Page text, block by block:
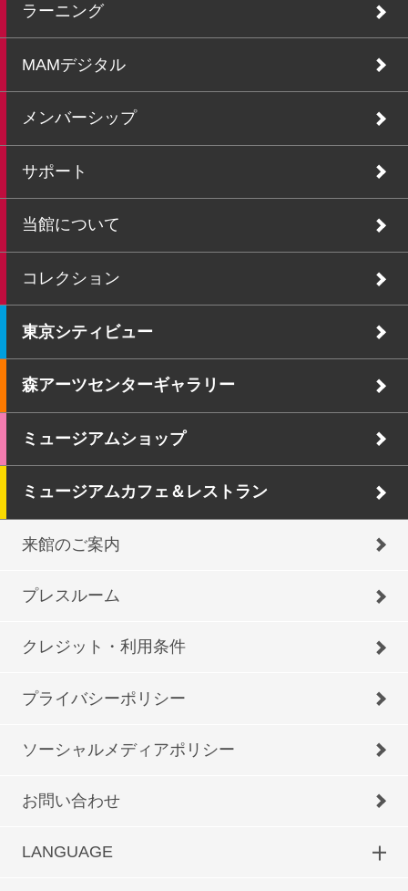
ラーニング
MAMデジタル
メンバーシップ
サポート
当館について
コレクション
東京シティビュー
森アーツセンターギャラリー
ミュージアムショップ
ミュージアムカフェ＆レストラン
来館のご案内
プレスルーム
クレジット・利用条件
プライバシーポリシー
ソーシャルメディアポリシー
お問い合わせ
LANGUAGE